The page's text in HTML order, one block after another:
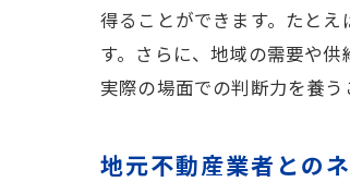
得ることができます。たと
す。さらに、地域の需要や
実際の場面での判断力を養
地元不動産業者との